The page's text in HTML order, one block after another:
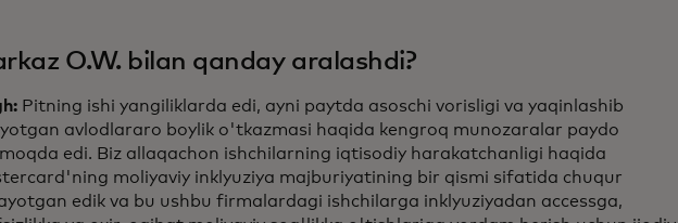
O.W. bilan qanday aralashdi?
Pitning ishi yangiliklarda edi, ayni paytda asoschi vorisligi va yaqinlashib
avlodlararo boylik o'tkazmasi haqida kengroq munozaralar paydo
edi. Biz allaqachon ishchilarning iqtisodiy harakatchanligi haqida
moliyaviy inklyuziya majburiyatining bir qismi sifatida chuqur
edik va bu ushbu firmalardagi ishchilarga inklyuziyadan accessga,